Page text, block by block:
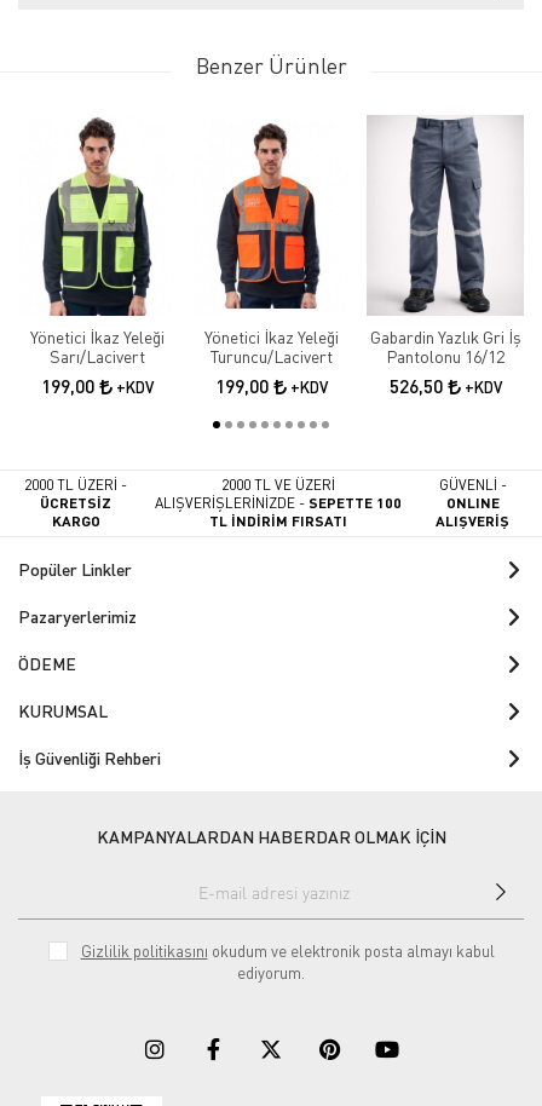
Benzer Ürünler
Yönetici İkaz Yeleği
Sarı/Lacivert
199,00 +KDV
Yönetici İkaz Yeleği
Turuncu/Lacivert
199,00 +KDV
Gabardin Yazlık Gri İş
Pantolonu 16/12
526,50 +KDV
2000 TL ÜZERİ -
ÜCRETSİZ
KARGO
2000 TL VE ÜZERİ
ALIŞVERİŞLERİNİZDE -SEPETTE 100
TL İNDİRİM FIRSATI
GÜVENLİ -
ONLINE
ALIŞVERİŞ
Popüler Linkler
Pazaryerlerimiz
ÖDEME
KURUMSAL
İş Güvenliği Rehberi
KAMPANYALARDAN HABERDAR OLMAK İÇİN
Gizlilik politikasını okudum ve elektronik posta almayı kabul
ediyorum.